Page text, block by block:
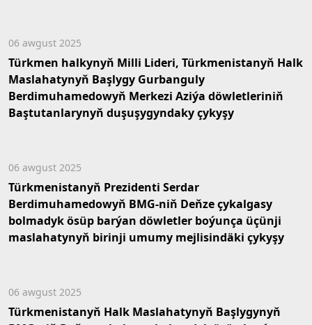
06 awgust 2025
Türkmen halkynyň Milli Lideri, Türkmenistanyň Halk
Maslahatynyň Başlygy Gurbanguly
Berdimuhamedowyň Merkezi Aziýa döwletleriniň
Baştutanlarynyň duşuşygyndaky çykyşy
06 awgust 2025
Türkmenistanyň Prezidenti Serdar
Berdimuhamedowyň BMG-niň Deňze çykalgasy
bolmadyk ösüp barýan döwletler boýunça üçünji
maslahatynyň birinji umumy mejlisindäki çykyşy
06 awgust 2025
Türkmenistanyň Halk Maslahatynyň Başlygynyň